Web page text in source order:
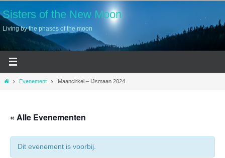
naar
de
Sisters of the New Moon
Living by the phases of the moon
HomeEvenement Maancirkel – IJsmaan 2024
« Alle Evenementen
Dit evenement is voorbij.